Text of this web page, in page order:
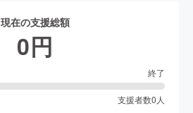
現在の支援総額
0円
終了
支援者数0 人